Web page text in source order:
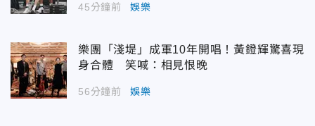
45分鐘前 娛樂
樂團「淺堤」成軍10年開唱！黃鐙輝驚喜現
身合體 笑喊：相見恨晚
56分鐘前 娛樂